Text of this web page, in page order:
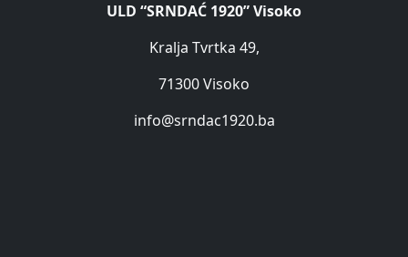
ULD “SRNDAĆ 1920” Visoko
Kralja Tvrtka 49,
71300 Visoko
info@srndac1920.ba